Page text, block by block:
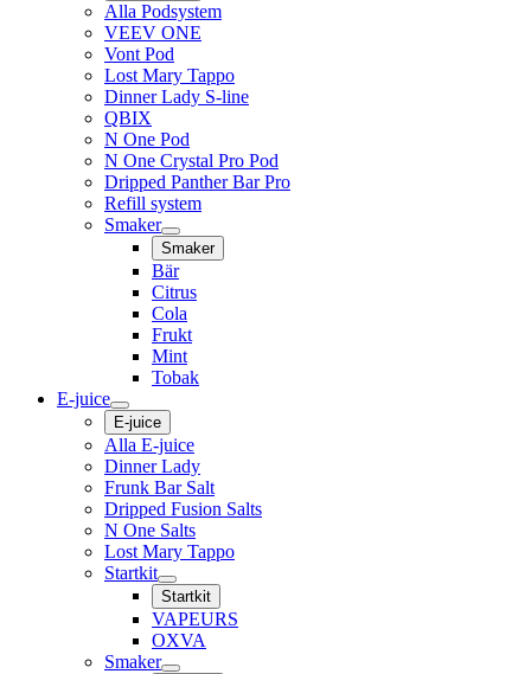
Alla Podsystem
VEEV ONE
Vont Pod
Lost Mary Tappo
Dinner Lady S-line
QBIX
N One Pod
N One Crystal Pro Pod
Dripped Panther Bar Pro
Refill system
Smaker
Smaker
Bär
Citrus
Cola
Frukt
Mint
Tobak
E-juice
E-juice
Alla E-juice
Dinner Lady
Frunk Bar Salt
Dripped Fusion Salts
N One Salts
Lost Mary Tappo
Startkit
Startkit
VAPEURS
OXVA
Smaker